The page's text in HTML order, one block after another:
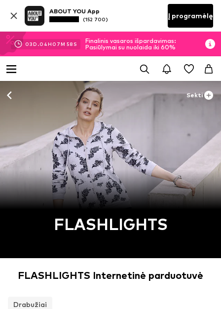
ABOUT YOU App
(152 700) Į programėlę
03D.04H 07M 58 S
Finalinis vasaros išpardavimas:
Pasiūlymai su nuolaida iki 60%
Sekti
FLASHLIGHTS
FLASHLIGHTS Internetinė parduotuvė
Drabužiai